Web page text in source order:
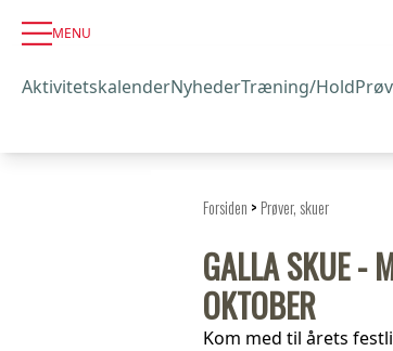
MENU
AktivitetskalenderNyhederTræning/Hold
Forsiden > Prøver, skuer
GALLA SKUE -
OKTOBER
Kom med til årets